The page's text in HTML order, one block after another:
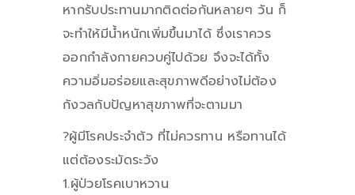
หากรับประทานมากติดต่อกันหลายๆ วัน ก็
จะทำให้มีน้ำหนักเพิ่มขึ้นมาได้ ซึ่งเราควร
ออกกำลังกายควบคู่ไปด้วย จึงจะได้ทั้ง
ความอิ่มอร่อยและสุขภาพดีอย่างไม่ต้อง
กังวลกับปัญหาสุขภาพที่จะตามมา
?ผู้มีโรคประจำตัว ที่ไม่ควรทาน หรือทานได้
แต่ต้องระมัดระวัง
1.ผู้ป่วยโรคเบาหวาน